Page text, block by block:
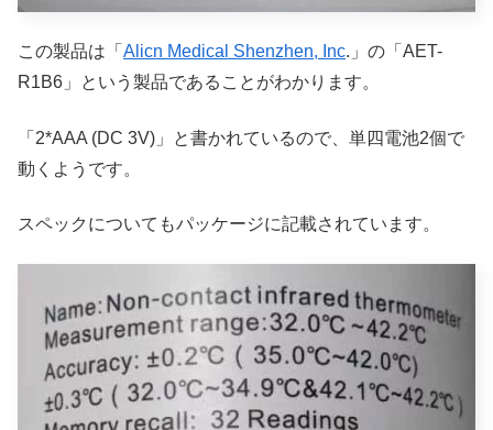
この製品は「 Alicn Medical Shenzhen, Inc.」の「AET-
R1B6」という製品であることがわかります。
「2*AAA (DC 3V)」と書かれているので、単四電池2個で
動くようです。
スペックについてもパッケージに記載されています。